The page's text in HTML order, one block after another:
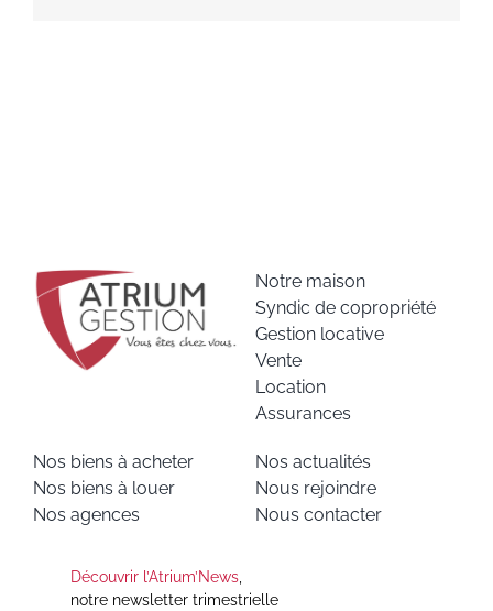
Notre maison
Syndic de copropriété
Gestion locative
Vente
Location
Assurances
Nos biens à acheter
Nos biens à louer
Nos agences
Nos actualités
Nous rejoindre
Nous contacter
Découvrir l’Atrium’News,
notre newsletter trimestrielle